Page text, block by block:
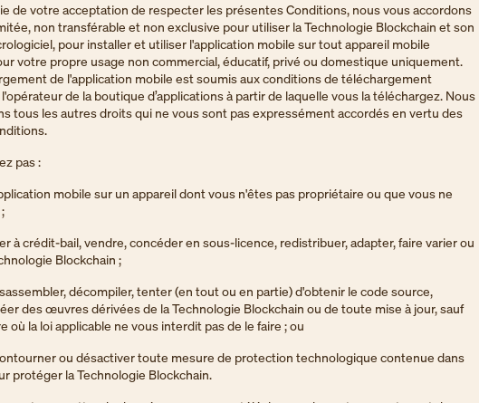
de votre acceptation de respecter les présentes Conditions, nous vous accordons
non transférable et non exclusive pour utiliser la Technologie Blockchain et son
pour installer et utiliser l'application mobile sur tout appareil mobile
votre propre usage non commercial, éducatif, privé ou domestique uniquement.
de l'application mobile est soumis aux conditions de téléchargement
de la boutique d’applications à partir de laquelle vous la téléchargez. Nous
tous les autres droits qui ne vous sont pas expressément accordés en vertu des
pas :
mobile sur un appareil dont vous n'êtes pas propriétaire ou que vous ne
crédit-bail, vendre, concéder en sous-licence, redistribuer, adapter, faire varier ou
Blockchain ;
décompiler, tenter (en tout ou en partie) d'obtenir le code source,
des œuvres dérivées de la Technologie Blockchain ou de toute mise à jour, sauf
où la loi applicable ne vous interdit pas de le faire ; ou
ou désactiver toute mesure de protection technologique contenue dans
protéger la Technologie Blockchain.